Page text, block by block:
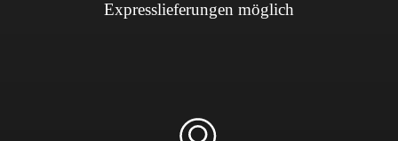
Expresslieferungen möglich